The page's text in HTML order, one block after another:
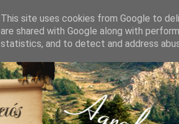
This site uses cookies from Google to
are shared with Google along with
statistics, and to detect and address